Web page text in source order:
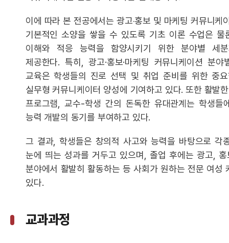
이에 따라 본 전공에서는 광고‧홍보 및 마케팅 커뮤니케
기본적인 소양을 쌓을 수 있도록 기초 이론 수업은 물
이해와 적응 능력을 함양시키기 위한 분야별 세분
제공한다. 특히, 광고·홍보·마케팅 커뮤니케이션 분
교육은 학생들의 진로 선택 및 취업 준비를 위한 중
실무형 커뮤니케이터 양성에 기여하고 있다. 또한 활발
프로그램, 교수-학생 간의 돈독한 유대관계는 학생들
능력 개발의 동기를 부여하고 있다.
그 결과, 학생들은 창의적 사고와 능력을 바탕으로 각
눈에 띄는 성과를 거두고 있으며, 졸업 후에는 광고,
분야에서 활발히 활동하는 등 사회가 원하는 전문 여성
있다.
교과과정